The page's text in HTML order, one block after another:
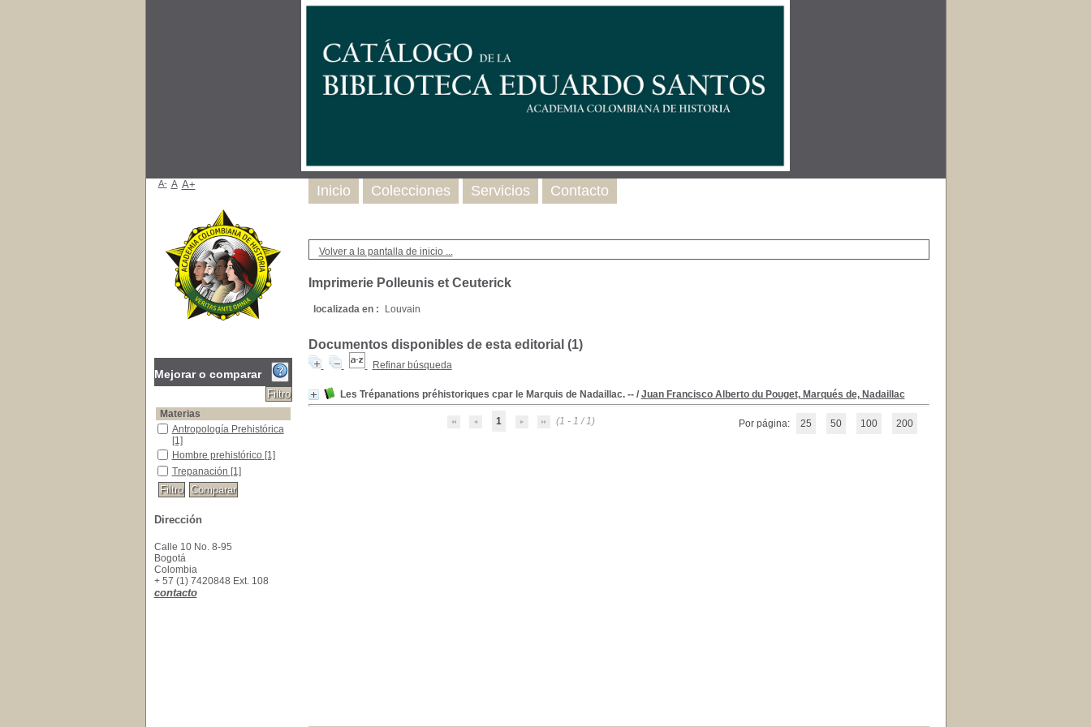
Volver a la pantalla de inicio ...
Imprimerie Polleunis et Ceuterick
localizada en : Louvain
Documentos disponibles de esta editorial (1)
Refinar búsqueda
Les Trépanations préhistoriques cpar le Marquis de Nadaillac. --/ Juan Francisco Alberto du Pouget, Marqués de, Nadaillac
1 (1 - 1 / 1) Por página: 25 50 100 200
Inicio Colecciones Servicios Contacto
A- A A+
Mejorar o comparar
Materias
Antropología Prehistórica
Antropología Prehistórica
[1]
Hombre prehistórico
Hombre prehistórico [1]
Trepanación
Trepanación [1]
Dirección
Calle 10 No. 8-95
Bogotá
Colombia
+ 57 (1) 7420848 Ext. 108
contacto